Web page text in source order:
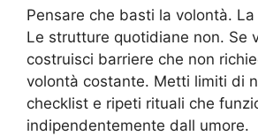
Pensare che basti la volontà.
Le strutture quotidiane non. Se
costruisci barriere che non
volontà costante. Metti limiti di
checklist e ripeti rituali che
indipendentemente dall umore.